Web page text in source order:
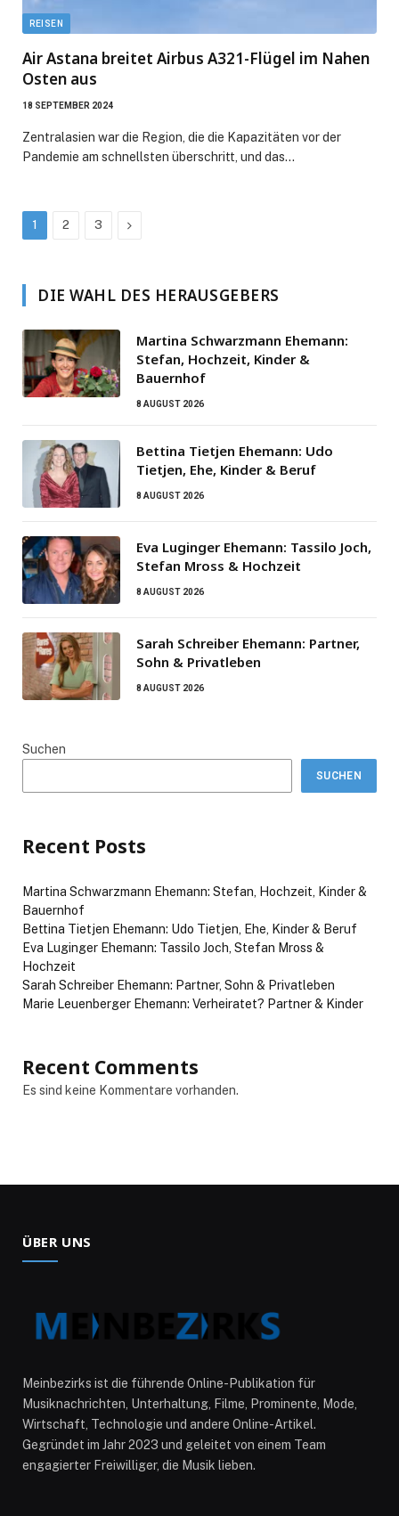
REISEN
Air Astana breitet Airbus A321-Flügel im Nahen
Osten aus
18 SEPTEMBER 2024
Zentralasien war die Region, die die Kapazitäten vor der
Pandemie am schnellsten überschritt, und das…
1 2 3 Next
DIE WAHL DES HERAUSGEBERS
Martina Schwarzmann Ehemann:
Stefan, Hochzeit, Kinder &
Bauernhof
8 AUGUST 2026
Bettina Tietjen Ehemann: Udo
Tietjen, Ehe, Kinder & Beruf
8 AUGUST 2026
Eva Luginger Ehemann: Tassilo Joch,
Stefan Mross & Hochzeit
8 AUGUST 2026
Sarah Schreiber Ehemann: Partner,
Sohn & Privatleben
8 AUGUST 2026
Suchen
SUCHEN
Recent Posts
Martina Schwarzmann Ehemann: Stefan, Hochzeit, Kinder &
Bauernhof
Bettina Tietjen Ehemann: Udo Tietjen, Ehe, Kinder & Beruf
Eva Luginger Ehemann: Tassilo Joch, Stefan Mross &
Hochzeit
Sarah Schreiber Ehemann: Partner, Sohn & Privatleben
Marie Leuenberger Ehemann: Verheiratet? Partner & Kinder
Recent Comments
Es sind keine Kommentare vorhanden.
ÜBER UNS
Meinbezirks ist die führende Online-Publikation für
Musiknachrichten, Unterhaltung, Filme, Prominente, Mode,
Wirtschaft, Technologie und andere Online-Artikel.
Gegründet im Jahr 2023 und geleitet von einem Team
engagierter Freiwilliger, die Musik lieben.